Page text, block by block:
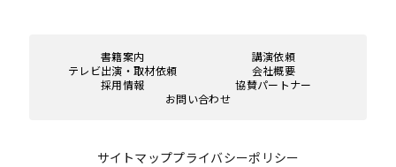
書籍案内
講演依頼
テレビ出演・取材依頼
会社概要
採用情報
協賛パートナー
お問い合わせ
サイトマッププライバシーポリシー